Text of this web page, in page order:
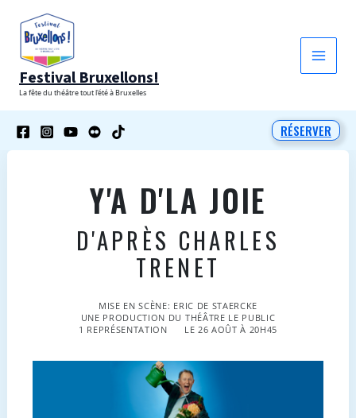
contenu
Festival Bruxellons!
La fête du théâtre tout l'été à Bruxelles
RÉSERVER
Y'A D'LA JOIE
D'APRÈS CHARLES
TRENET
MISE EN SCÈNE: ERIC DE STAERCKE
UNE PRODUCTION DU THÉÂTRE LE PUBLIC
1 REPRÉSENTATION
LE 26 AOÛT À 20H45